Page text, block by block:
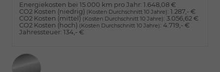
Energiekosten bei 15.000 km pro Jahr: 1.648,08 €
CO2 Kosten (niedrig) (Kosten Durchschnitt 10 Jahre): 1.287,- €
CO2 Kosten (mittel) (Kosten Durchschnitt 10 Jahre): 3.056,62 €
CO2 Kosten (hoch) (Kosten Durchschnitt 10 Jahre): 4.719,- €
Jahressteuer: 134,- €